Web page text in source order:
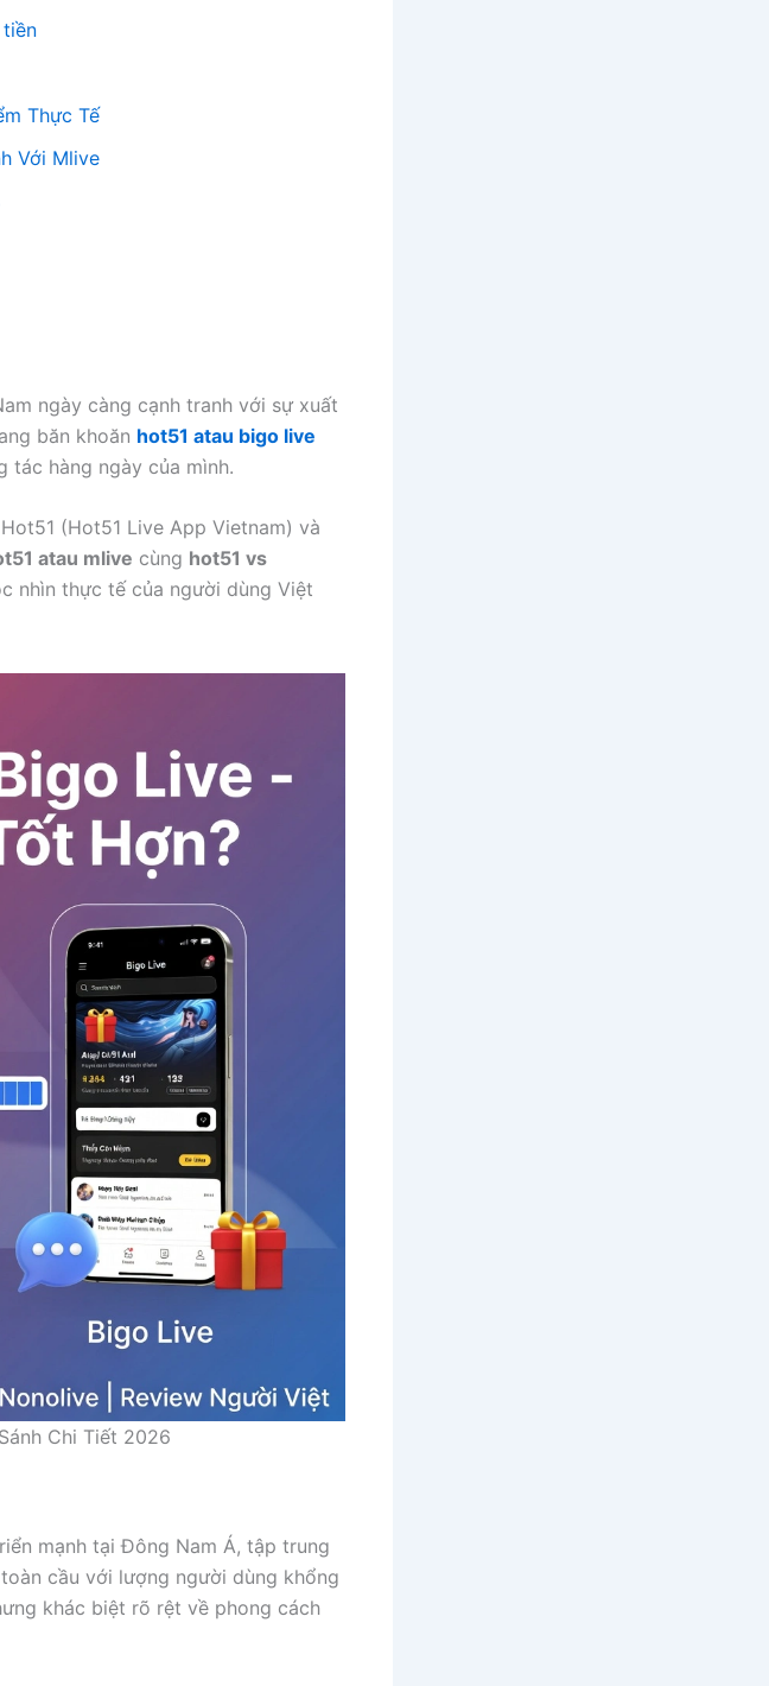
Thực Tế
Với Mlive
ngày càng cạnh tranh với sự xuất
băn khoăn hot51 atau bigo live
tác hàng ngày của mình.
(Hot51 Live App Vietnam) và
atau mlive cùng hot51 vs
nhìn thực tế của người dùng Việt
Chi Tiết 2026
mạnh tại Đông Nam Á, tập trung
cầu với lượng người dùng khổng
khác biệt rõ rệt về phong cách